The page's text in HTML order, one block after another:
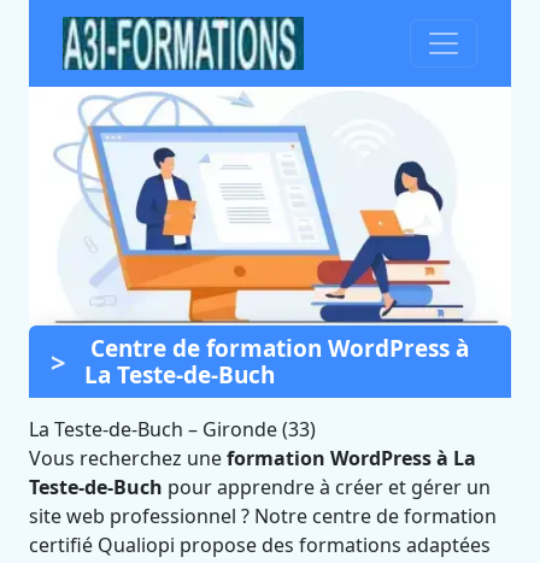
Formation WordPress à La
Teste-de-Buch (Gironde)
Certifié Qualiopi et éligible CPF
Centre de formation WordPress à
La Teste-de-Buch
La Teste-de-Buch – Gironde (33)
Vous recherchez uneformation WordPress à La
Teste-de-Buch pour apprendre à créer et gérer un
site web professionnel ? Notre centre de formation
certifié Qualiopi propose des formations adaptées